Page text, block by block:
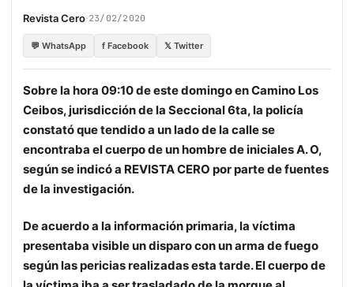
Revista Cero·23/02/2020
💬 WhatsApp f Facebook 𝕏 Twitter
Sobre la hora 09:10 de este domingo en Camino Los
Ceibos, jurisdicción de la Seccional 6ta, la policía
constató que tendido a un lado de la calle se
encontraba el cuerpo de un hombre de iniciales A. O,
según se indicó a REVISTA CERO por parte de fuentes
de la investigación.
De acuerdo a la información primaria, la víctima
presentaba visible un disparo con un arma de fuego
según las pericias realizadas esta tarde. El cuerpo de